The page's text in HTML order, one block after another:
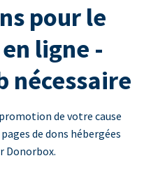
pour le
ligne -
nécessaire
de votre cause
de dons hébergées
Donorbox.